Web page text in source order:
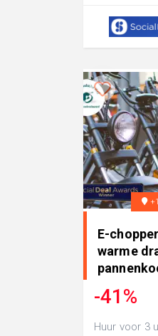
zone di...
E-
warme
-41%
Huur voor 3